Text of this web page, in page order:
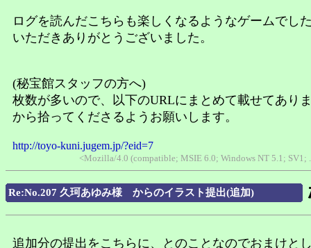
ログを読んだこちらも楽しくなるようなゲームでし
いただきありがとうございました。
(秘宝館スタッフの方へ)
枚数が多いので、以下のURLにまとめて載せてあり
から拾ってくださるようお願いします。
http://toyo-kuni.jugem.jp/?eid=7
<Mozilla/4.0 (compatible; MSIE 6.0; Windows NT 5.1;
Re:No.207 久珂あゆみ様 からのイラスト提出(追加)
追加分の提出をこちらに、とのことなのでおまけと